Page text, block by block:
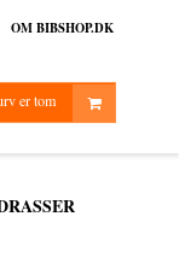
OM BIBSHOP.DK
er tom